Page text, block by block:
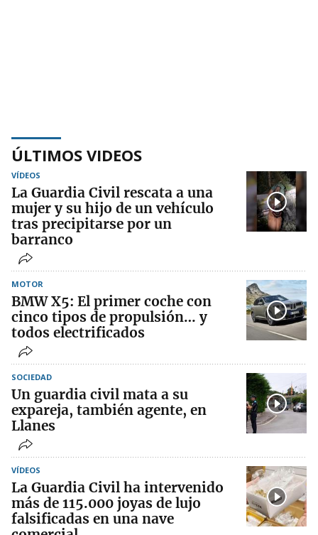
ÚLTIMOS VIDEOS
VÍDEOS
La Guardia Civil rescata a una
mujer y su hijo de un vehículo
tras precipitarse por un
barranco
MOTOR
BMW X5: El primer coche con
cinco tipos de propulsión… y
todos electrificados
SOCIEDAD
Un guardia civil mata a su
expareja, también agente, en
Llanes
VÍDEOS
La Guardia Civil ha intervenido
más de 115.000 joyas de lujo
falsificadas en una nave